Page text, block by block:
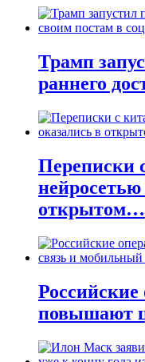
Трамп
раннего
Переписки
нейросетью
открытом…
Российские
повышают